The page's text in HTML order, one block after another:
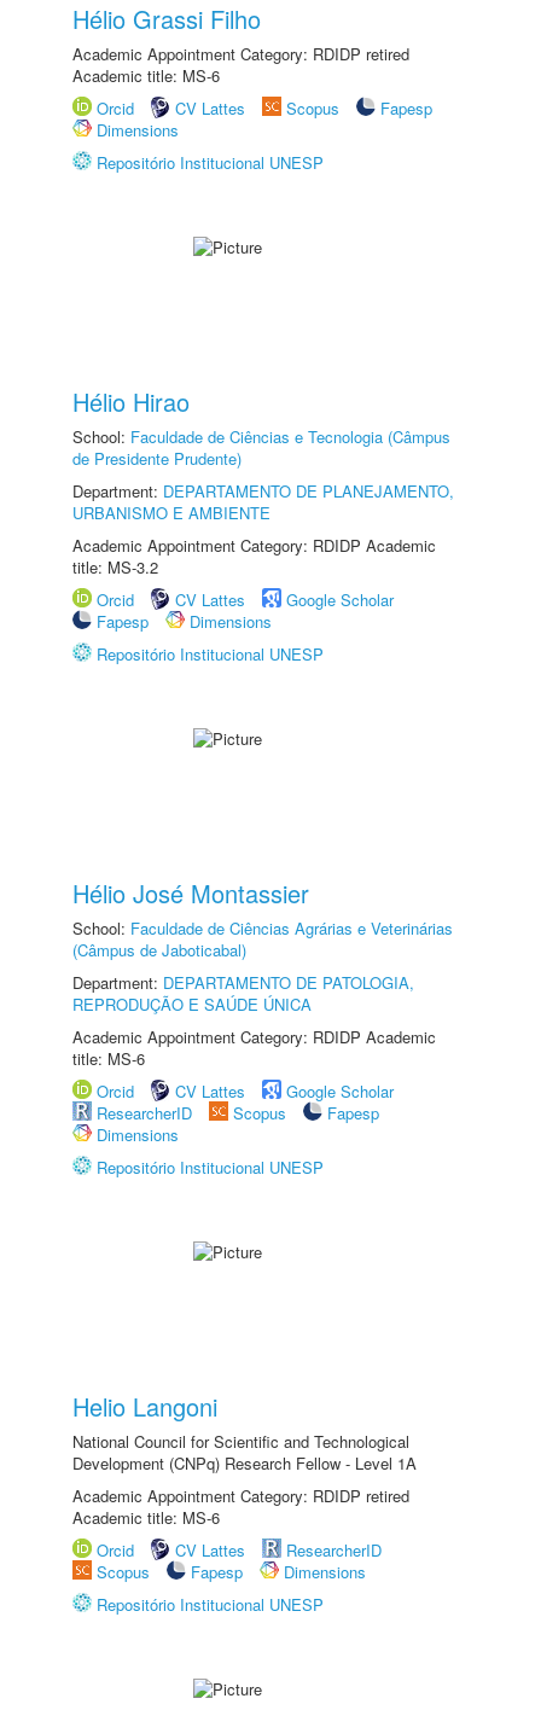
Hélio Grassi Filho
Academic Appointment Category: RDIDP retired
Academic title: MS-6
Orcid
CV Lattes Scopus
Fapesp
Dimensions
Repositório Institucional UNESP
Hélio Hirao
School: Faculdade de Ciências e Tecnologia (Câmpus
de Presidente Prudente)
Department: DEPARTAMENTO DE PLANEJAMENTO,
URBANISMO E AMBIENTE
Academic Appointment Category: RDIDP Academic
title: MS-3.2
Orcid
CV Lattes
Google Scholar
Fapesp
Dimensions
Repositório Institucional UNESP
Hélio José Montassier
School: Faculdade de Ciências Agrárias e Veterinárias
(Câmpus de Jaboticabal)
Department: DEPARTAMENTO DE PATOLOGIA,
REPRODUÇÃO E SAÚDE ÚNICA
Academic Appointment Category: RDIDP Academic
title: MS-6
Orcid
CV Lattes
Google Scholar
ResearcherID
Scopus
Fapesp
Dimensions
Repositório Institucional UNESP
Helio Langoni
National Council for Scientific and Technological
Development (CNPq) Research Fellow - Level 1A
Academic Appointment Category: RDIDP retired
Academic title: MS-6
Orcid
CV Lattes
ResearcherID
Scopus
Fapesp
Dimensions
Repositório Institucional UNESP